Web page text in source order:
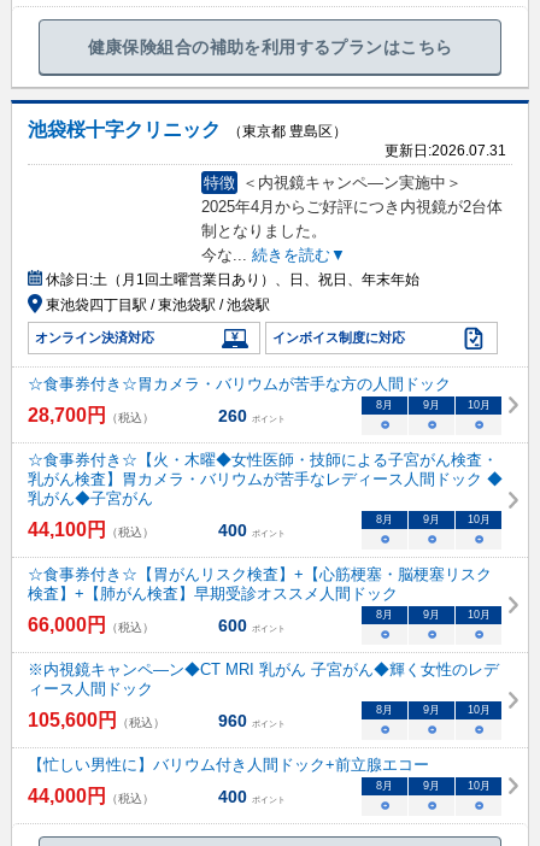
健康保険組合の補助を利用するプランはこちら
池袋桜十字クリニック
（東京都 豊島区）
更新日:2026.07.31
特徴
＜内視鏡キャンペ―ン実施中＞
2025年4月からご好評につき内視鏡が2台体
制となりました。
今な
続きを読む▼
休診日:土（月1回土曜営業日あり）、日、祝日、年末年始
東池袋四丁目駅 / 東池袋駅 / 池袋駅
オンライン決済対応 インボイス制度に対応
☆食事券付き☆胃カメラ・バリウムが苦手な方の人間ドック
28,700円 （税込） 260 ポイント
8 月 9 月 10月
○ ○ ○
☆食事券付き☆【火・木曜◆女性医師・技師による子宮がん検査・
乳がん検査】胃カメラ・バリウムが苦手なレディース人間ドック ◆
乳がん◆子宮がん
44,100円 （税込） 400 ポイント
8 月 9 月 10月
○ ○ ○
☆食事券付き☆【胃がんリスク検査】+【心筋梗塞・脳梗塞リスク
検査】+【肺がん検査】早期受診オススメ人間ドック
66,000円 （税込） 600 ポイント
8 月 9 月 10月
○ ○ ○
※内視鏡キャンペ―ン◆CT MRI 乳がん 子宮がん◆輝く女性のレデ
ィース人間ドック
105,600円 （税込） 960 ポイント
8 月 9 月 10月
○ ○ ○
【忙しい男性に】バリウム付き人間ドック+前立腺エコー
44,000円 （税込） 400 ポイント
8 月 9 月 10月
○ ○ ○